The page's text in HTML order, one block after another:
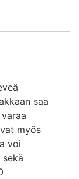
saa
myös
voi